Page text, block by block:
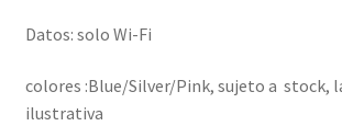
Datos: solo Wi-Fi
colores :Blue/Silver/Pink, sujeto a stock,
ilustrativa